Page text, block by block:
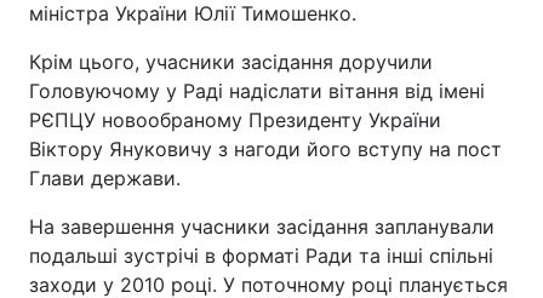
міністра України Юлії Тимошенко.
Крім цього, учасники засідання доручили
Головуючому у Раді надіслати вітання від імені
РЄПЦУ новообраному Президенту України
Віктору Януковичу з нагоди його вступу на пост
Глави держави.
На завершення учасники засідання запланували
подальші зустрічі в форматі Ради та інші спільні
заходи у 2010 році. У поточному році планується